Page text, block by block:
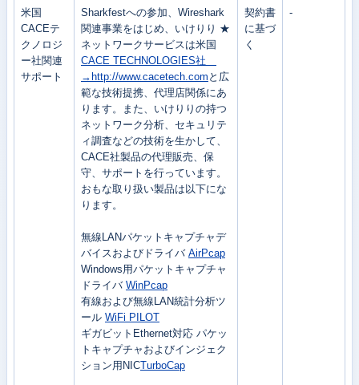
米国
CACEテ
クノロジ
ー社関連
サポート
Sharkfestへの参加、Wireshark
関連事業をはじめ、いけりり ★
ネットワークサービスは米国
CACE TECHNOLOGIES社
→http://www.cacetech.com と広
範な技術提携、代理店関係にあ
ります。また、いけりりの持つ
ネットワーク分析、セキュリテ
ィ調査などの技術を生かして、
CACE社製品の代理販売、保
守、サポートを行っています。
おもな取り扱い製品は以下にな
ります。
無線LANパケットキャプチャデ
バイスおよびドライバ AirPcap
Windows用パケットキャプチャ
ドライバ WinPcap
有線および無線LAN統計分析ツ
ール WiFi PILOT
ギガビットEthernet対応 パケッ
トキャプチャおよびインジェク
ション用NICTurboCap
契約書
に基づ
く
-